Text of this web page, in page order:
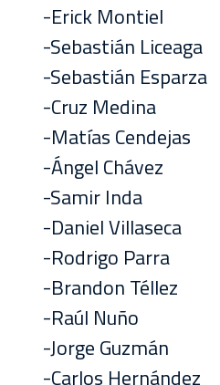
-Erick Montiel
-Sebastián Liceaga
-Sebastián Esparza
-Cruz Medina
-Matías Cendejas
-Ángel Chávez
-Samir Inda
-Daniel Villaseca
-Rodrigo Parra
-Brandon Téllez
-Raúl Nuño
-Jorge Guzmán
-Carlos Hernández